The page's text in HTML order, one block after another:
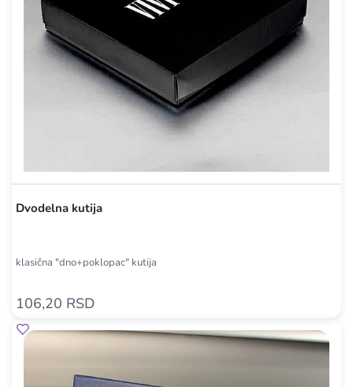
Dvodelna kutija
klasična "dno+poklopac" kutija
106,20 RSD